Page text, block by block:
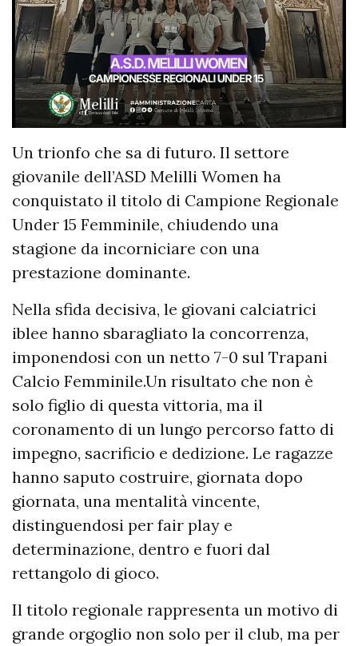
Un trionfo che sa di futuro. Il settore
giovanile dell’ASD Melilli Women ha
conquistato il titolo di Campione Regionale
Under 15 Femminile, chiudendo una
stagione da incorniciare con una
prestazione dominante.
Nella sfida decisiva, le giovani calciatrici
iblee hanno sbaragliato la concorrenza,
imponendosi con un netto 7-0 sul Trapani
Calcio Femminile.Un risultato che non è
solo figlio di questa vittoria, ma il
coronamento di un lungo percorso fatto di
impegno, sacrificio e dedizione. Le ragazze
hanno saputo costruire, giornata dopo
giornata, una mentalità vincente,
distinguendosi per fair play e
determinazione, dentro e fuori dal
rettangolo di gioco.
Il titolo regionale rappresenta un motivo di
grande orgoglio non solo per il club, ma per